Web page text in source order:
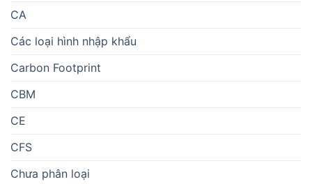
CA
Các loại hình nhập khẩu
Carbon Footprint
CBM
CE
CFS
Chưa phân loại